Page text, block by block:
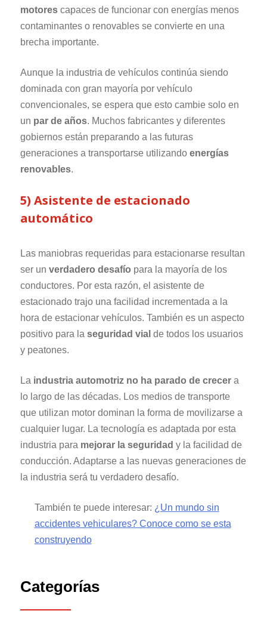
motorescapaces de funcionar con energías menos
contaminantes o renovables se convierte en una
brecha importante.
Aunque la industria de vehículos continúa siendo
dominada con gran mayoría por vehículo
convencionales, se espera que esto cambie solo en
un par de años. Muchos fabricantes y diferentes
gobiernos están preparando a las futuras
generaciones a transportarse utilizando energías
renovables.
5) Asistente de estacionado
automático
Las maniobras requeridas para estacionarse resultan
ser un verdadero desafío para la mayoría de los
conductores. Por esta razón, el asistente de
estacionado trajo una facilidad incrementada a la
hora de estacionar vehículos. También es un aspecto
positivo para la seguridad vial de todos los usuarios
y peatones.
La industria automotriz no ha parado de crecera
lo largo de las décadas. Los medios de transporte
que utilizan motor dominan la forma de movilizarse a
cualquier lugar. La tecnología es adaptada por esta
industria para mejorar la seguridad y la facilidad de
conducción. Adaptarse a las nuevas generaciones de
la industria será tu verdadero desafío.
También te puede interesar: ¿Un mundo sin
accidentes vehiculares? Conoce como se esta
construyendo
Categorías